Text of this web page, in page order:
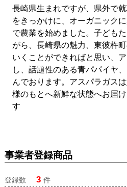
長崎県生まれですが、県外で
をきっかけに、オーガニック
で農業を始めました。子ども
がら、長崎県の魅力、東彼杵
いくことができればと思い、
し、話題性のある青パパイヤ
んでおります。アスパラガス
様のもとへ新鮮な状態へお届
す
事業者登録商品
登録数 3 件